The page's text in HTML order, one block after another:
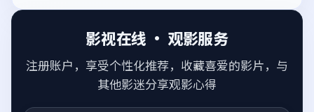
影视在线 · 观影服务
注册账户，享受个性化推荐，收藏喜爱的影片，与
其他影迷分享观影心得